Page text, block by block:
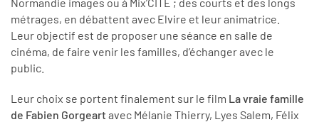
métrages, en débattent avec Elvire et leur animatrice.
Leur objectif est de proposer une séance en salle de
cinéma, de faire venir les familles, d’échanger avec le
public.
Leur choix se portent finalement sur le film La vraie famille
de Fabien Gorgeartavec Mélanie Thierry, Lyes Salem, Félix